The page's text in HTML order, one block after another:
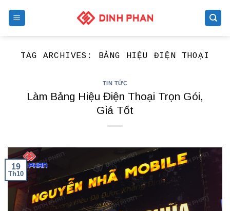
TAG ARCHIVES: BẢNG HIỆU ĐIỆN THOẠI
TIN TỨC
Làm Bảng Hiệu Điện Thoại Trọn Gói,
Giá Tốt
19
Th10